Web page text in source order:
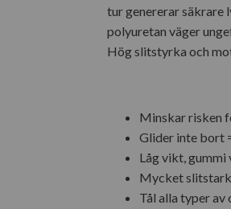
tur genererar säkrare
polyuretan väger
Hög slitstyrka och
Minskar risken
Glider inte bort
Låg vikt, gummi
Mycket slitstark
Tål alla typer av